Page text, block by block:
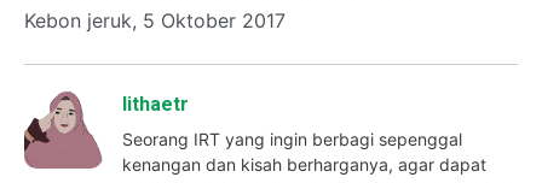
Kebon jeruk, 5 Oktober 2017
lithaetr
Seorang IRT yang ingin berbagi sepenggal
kenangan dan kisah berharganya, agar dapat